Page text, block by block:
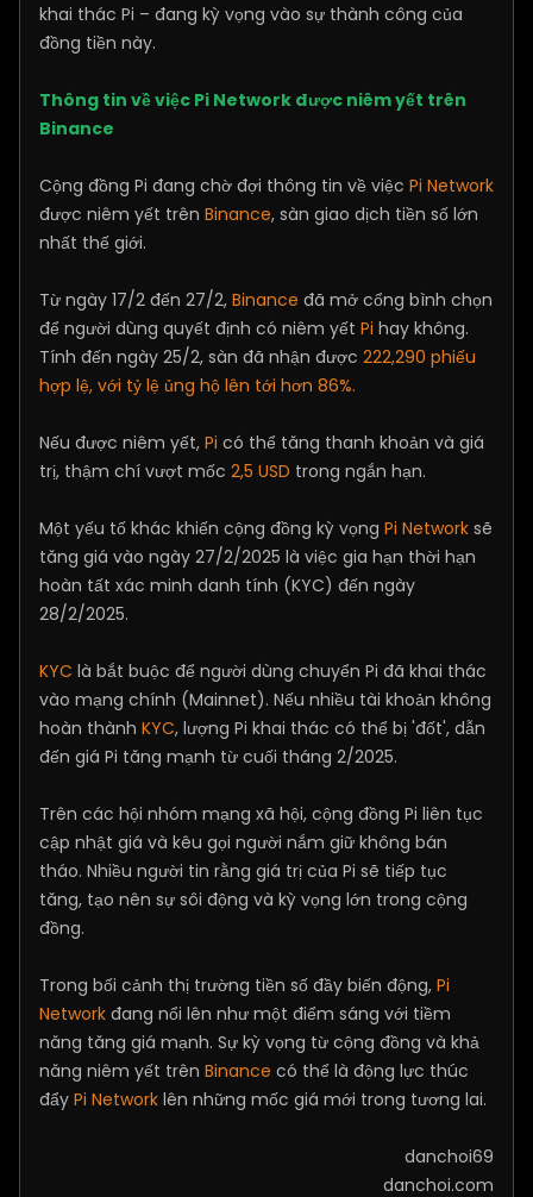
khai thác Pi – đang kỳ vọng vào sự thành công của
đồng tiền này.
Thông tin về việc Pi Network được niêm yết trên
Binance
Cộng đồng Pi đang chờ đợi thông tin về việc Pi Network
được niêm yết trên Binance, sàn giao dịch tiền số lớn
nhất thế giới.
Từ ngày 17/2 đến 27/2, Binance đã mở cổng bình chọn
để người dùng quyết định có niêm yết Pi hay không.
Tính đến ngày 25/2, sàn đã nhận được 222,290 phiếu
hợp lệ, với tỷ lệ ủng hộ lên tới hơn 86%.
Nếu được niêm yết, Pi có thể tăng thanh khoản và giá
trị, thậm chí vượt mốc 2,5 USD trong ngắn hạn.
Một yếu tố khác khiến cộng đồng kỳ vọng Pi Network sẽ
tăng giá vào ngày 27/2/2025 là việc gia hạn thời hạn
hoàn tất xác minh danh tính (KYC) đến ngày
28/2/2025.
KYC là bắt buộc để người dùng chuyển Pi đã khai thác
vào mạng chính (Mainnet). Nếu nhiều tài khoản không
hoàn thành KYC, lượng Pi khai thác có thể bị 'đốt', dẫn
đến giá Pi tăng mạnh từ cuối tháng 2/2025.
Trên các hội nhóm mạng xã hội, cộng đồng Pi liên tục
cập nhật giá và kêu gọi người nắm giữ không bán
tháo. Nhiều người tin rằng giá trị của Pi sẽ tiếp tục
tăng, tạo nên sự sôi động và kỳ vọng lớn trong cộng
đồng.
Trong bối cảnh thị trường tiền số đầy biến động, Pi
Network đang nổi lên như một điểm sáng với tiềm
năng tăng giá mạnh. Sự kỳ vọng từ cộng đồng và khả
năng niêm yết trên Binance có thể là động lực thúc
đẩy Pi Network lên những mốc giá mới trong tương lai.​
danchoi69
danchoi.com